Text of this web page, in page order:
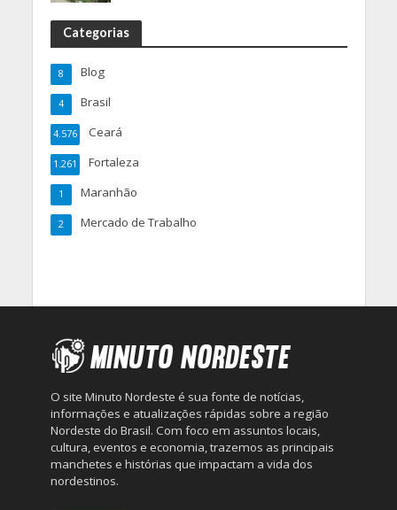
Categorias
Blog
8
Brasil
4
Ceará
4.576
Fortaleza
1.261
Maranhão
1
Mercado de Trabalho
2
O site Minuto Nordeste é sua fonte de notícias,
informações e atualizações rápidas sobre a região
Nordeste do Brasil. Com foco em assuntos locais,
cultura, eventos e economia, trazemos as principais
manchetes e histórias que impactam a vida dos
nordestinos.